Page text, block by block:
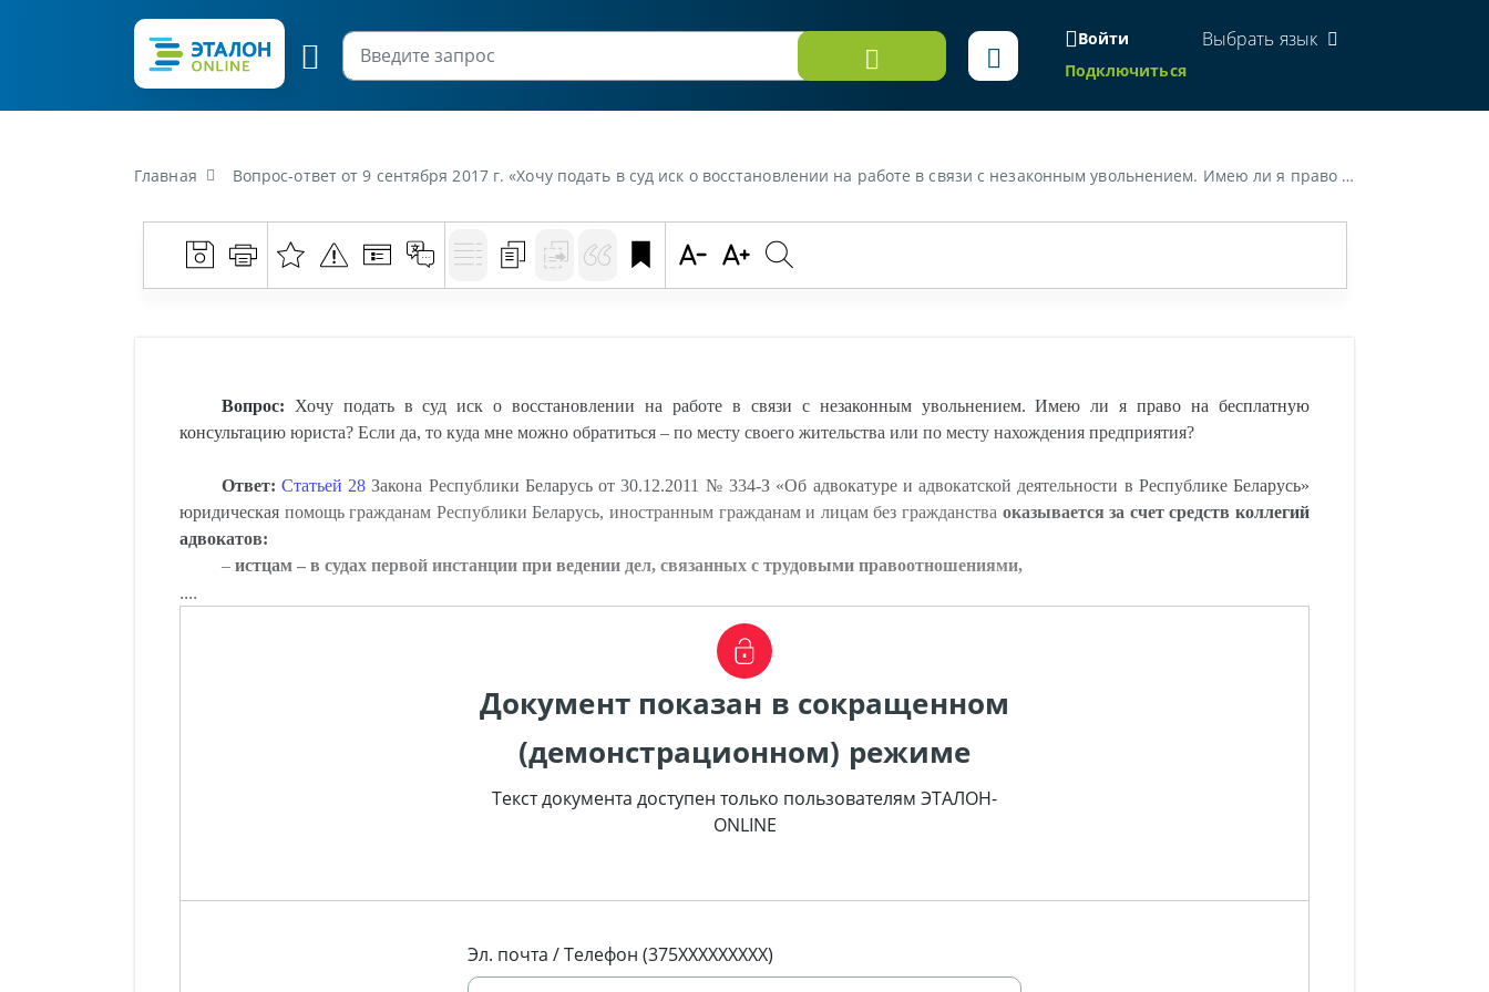
Войти
Подключиться
Выбрать язык
Главная Вопрос-ответ от 9 сентября 2017 г. «Хочу подать в суд иск о восстановлении на работе в связи с незаконным увольнением. Имею ли я право на бесплатную консультацию юриста? Если да, то куда мне можно обратиться - по месту своего жительства или по месту нахождения предприятия?»
Вопрос: Хочу подать в суд иск о восстановлении на работе в связи с незаконным увольнением. Имею ли я право на бесплатную
консультацию юриста? Если да, то куда мне можно обратиться – по месту своего жительства или по месту нахождения предприятия?
Ответ: Статьей 28 Закона Республики Беларусь от 30.12.2011 № 334-З «Об адвокатуре и адвокатской деятельности в Республике Беларусь»
юридическая помощь гражданам Республики Беларусь, иностранным гражданам и лицам без гражданства оказывается за счет средств коллегий
адвокатов:
– истцам – в судах первой инстанции при ведении дел, связанных с трудовыми правоотношениями,
....
Документ показан в сокращенном
(демонстрационном) режиме
Текст документа доступен только пользователям ЭТАЛОН-
ONLINE
Эл. почта / Телефон (375XXXXXXXXX)